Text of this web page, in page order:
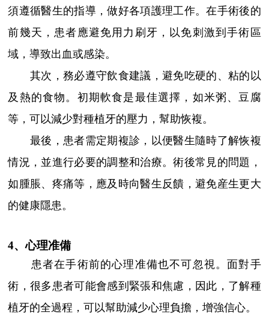
須遵循醫生的指導，做好各項護理工作。在手術後的
前幾天，患者應避免用力刷牙，以免刺激到手術區
域，導致出血或感染。
其次，務必遵守飲食建議，避免吃硬的、粘的以
及熱的食物。初期軟食是最佳選擇，如米粥、豆腐
等，可以減少對種植牙的壓力，幫助恢複。
最後，患者需定期複診，以便醫生隨時了解恢複
情況，並進行必要的調整和治療。術後常見的問題，
如腫脹、疼痛等，應及時向醫生反饋，避免産生更大
的健康隱患。
4、心理准備
患者在手術前的心理准備也不可忽視。面對手
術，很多患者可能會感到緊張和焦慮，因此，了解種
植牙的全過程，可以幫助減少心理負擔，增強信心。